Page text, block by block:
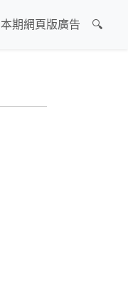
本期網頁版廣告 🔍